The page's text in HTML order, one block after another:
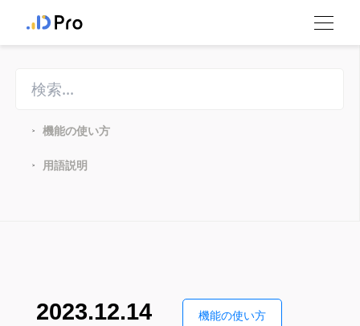
> 機能の使い方
> 用語説明
2023.12.14 機能の使い方